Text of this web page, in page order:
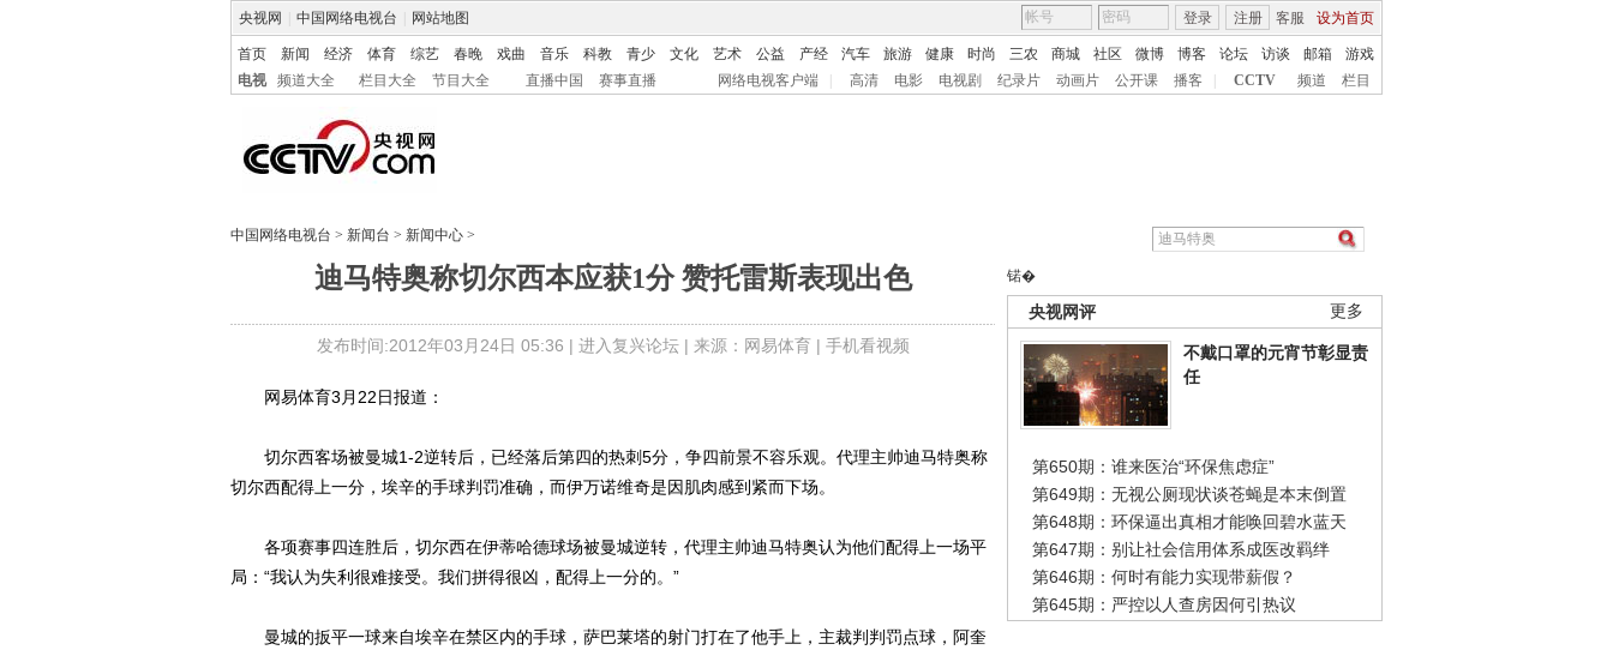
央视网 中国网络电视台 网站地图 客服 设为首页
登录 注册
首页 新闻 经济 体育 综艺 春晚 戏曲 音乐 科教 青少 文化 艺术 公益 产经 汽车 旅游 健康 时尚 三农 商城 社区 微博 博客 论坛 访谈 邮箱
游戏
电视
频道大全 栏目大全 节目大全 直播中国 赛事直播 网络电视客户端 高清 电影 电视剧 纪录片 动画片 公开课 播客 CCTV 频道 栏目
中国网络电视台 > 新闻台 > 新闻中心 >
迪马特奥称切尔西本应获1分 赞托雷斯表现出色
发布时间:2012年03月24日 05:36 | 进入复兴论坛| 来源：网易体育 | 手机看视频
锘�
更多
央视网评
不戴口罩的元宵节彰显责
任
第650期：谁来医治“环保焦虑症”
第649期：无视公厕现状谈苍蝇是本末倒置
第648期：环保逼出真相才能唤回碧水蓝天
第647期：别让社会信用体系成医改羁绊
第646期：何时有能力实现带薪假？
第645期：严控以人查房因何引热议
网易体育3月22日报道：
切尔西客场被曼城1-2逆转后，已经落后第四的热刺5分，争四前景不容乐观。代理主帅迪马特奥称
切尔西配得上一分，埃辛的手球判罚准确，而伊万诺维奇是因肌肉感到紧而下场。
各项赛事四连胜后，切尔西在伊蒂哈德球场被曼城逆转，代理主帅迪马特奥认为他们配得上一场平
局：“我认为失利很难接受。我们拼得很凶，配得上一分的。”
曼城的扳平一球来自埃辛在禁区内的手球，萨巴莱塔的射门打在了他手上，主裁判判罚点球，阿奎